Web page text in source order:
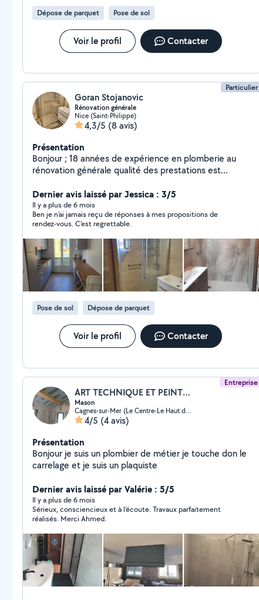
Dépose de parquet Pose de sol
Voir le profil Contacter
Particulier
Goran Stojanovic
Rénovation générale
Nice (Saint-Philippe)
4,3/5 (8 avis)
Présentation
Bonjour ; 18 années de expérience en plomberie au
rénovation générale qualité des prestations est
Dernier avis laissé par Jessica : 3/5
Il y a plus de 6 mois
Ben je n'ai jamais reçu de réponses à mes propositions de
rendez-vous. C'est regrettable.
Pose de sol Dépose de parquet
Voir le profil Contacter
Entreprise
ART TECHNIQUE ET PEINTURE
Mason
Cagnes-sur-Mer (Le Centre-Le Haut de Cagnes)
4/5 (4 avis)
Présentation
Bonjour je suis un plombier de métier je touche don le
carrelage et je suis un plaquiste
Dernier avis laissé par Valérie : 5/5
Il y a plus de 6 mois
Sérieux, consciencieux et à l'écoute. Travaux parfaitement
réalisés. Merci Ahmed.